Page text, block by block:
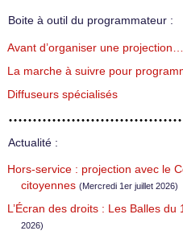
Boite à outil du programmateur :
Avant d’organiser une projection…
La marche à suivre pour
Diffuseurs spécialisés
Actualité :
Hors-service : projection avec le
citoyennes (Mercredi 1er juillet 2026)
L’Écran des droits : Les Balles du
2026)